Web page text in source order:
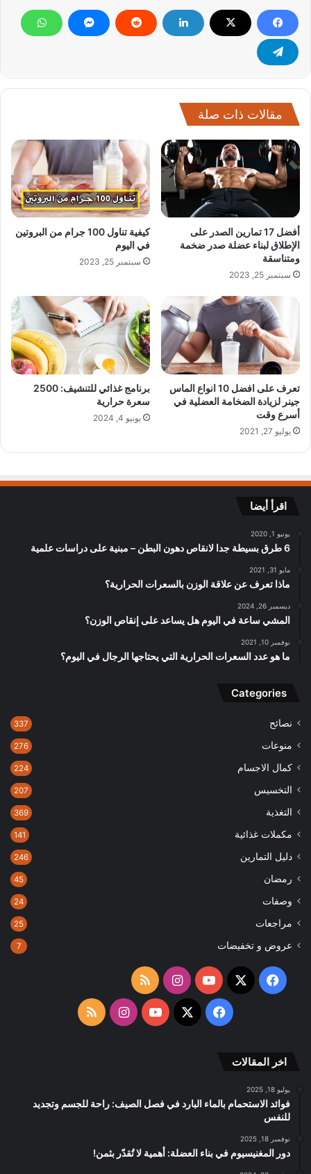
مقالات ذات صلة
أفضل 17 تمارين الصدر على
الإطلاق لبناء عضلة صدر ضخمة
ومتناسقة
سبتمبر 25, 2023
كيفية تناول 100 جرام من البروتين
في اليوم
سبتمبر 25, 2023
تعرف على افضل 10 انواع الماس
جينر لزيادة الضخامة العضلية في
أسرع وقت
يوليو 27, 2021
برنامج غذائي للتنشيف: 2500
سعرة حرارية
يونيو 4, 2024
اقرأ أيضا
يونيو 1, 2020
6 طرق بسيطة جدا لانقاص دهون البطن – مبنية على دراسات علمية
مايو 31, 2021
ماذا تعرف عن علاقة الوزن بالسعرات الحرارية؟
ديسمبر 26, 2024
المشي ساعة في اليوم هل يساعد على إنقاص الوزن؟
نوفمبر 10, 2021
ما هو عدد السعرات الحرارية التي يحتاجها الرجال في اليوم؟
Categories
نصائح 337
منوعات 276
كمال الاجسام 224
التخسيس 207
التغذية 369
مكملات غذائية 141
دليل التمارين 246
رمضان 45
وصفات 24
مراجعات 25
عروض و تخفيضات 7
فيسبوك
‫X
‫YouTubeانستقرامملخص
الموقع
فيسبوك
‫X
‫YouTubeانستقرامملخص
اخر المقالات
يوليو 18, 2025
فوائد الاستحمام بالماء البارد في فصل الصيف: راحة للجسم وتجديد
للنفس
نوفمبر 18, 2025
دور المغنيسيوم في بناء العضلة: أهمية لا تُقدّر بثمن!